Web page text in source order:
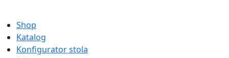
Shop
Katalog
Konfigurator stola